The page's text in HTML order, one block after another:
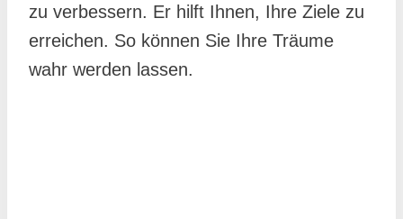
zu verbessern. Er hilft Ihnen, Ihre Ziele zu
erreichen. So können Sie Ihre Träume
wahr werden lassen.